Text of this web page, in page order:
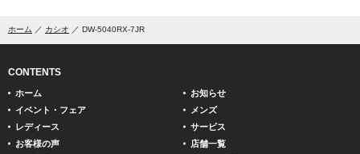
ホーム カシオ DW-5040RX-7JR
CONTENTS
ホーム
お知らせ
イベント・フェア
メンズ
レディース
サービス
お客様の声
店舗一覧